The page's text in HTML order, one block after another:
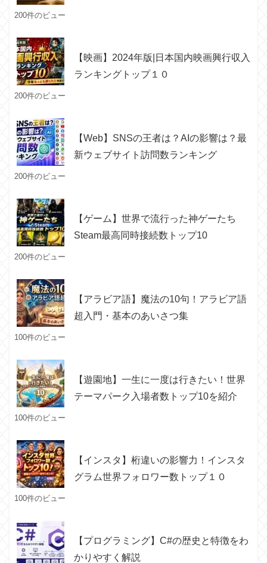
200件のビュー
【映画】2024年版|日本国内映画興行収入
ランキングトップ１０
200件のビュー
【Web】SNSの王者は？AIの影響は？最
新ウェブサイト訪問数ランキング
200件のビュー
【ゲーム】世界で流行った神ゲーたち
Steam最高同時接続数トップ10
200件のビュー
【アラビア語】魔法の10句！アラビア語
超入門・基本のあいさつ集
100件のビュー
【遊園地】一生に一度は行きたい！世界
テーマパーク入場者数トップ10を紹介
100件のビュー
【インスタ】桁違いの影響力！インスタ
グラム世界フォロワー数トップ１０
100件のビュー
【プログラミング】C#の歴史と特徴をわ
かりやすく解説